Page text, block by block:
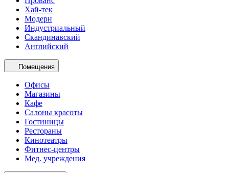
Хай-тек
Модерн
Индустриальный
Скандинавский
Английский
Помещения
Офисы
Магазины
Кафе
Салоны красоты
Гостиницы
Рестораны
Кинотеатры
Фитнес-центры
Мед. учреждения